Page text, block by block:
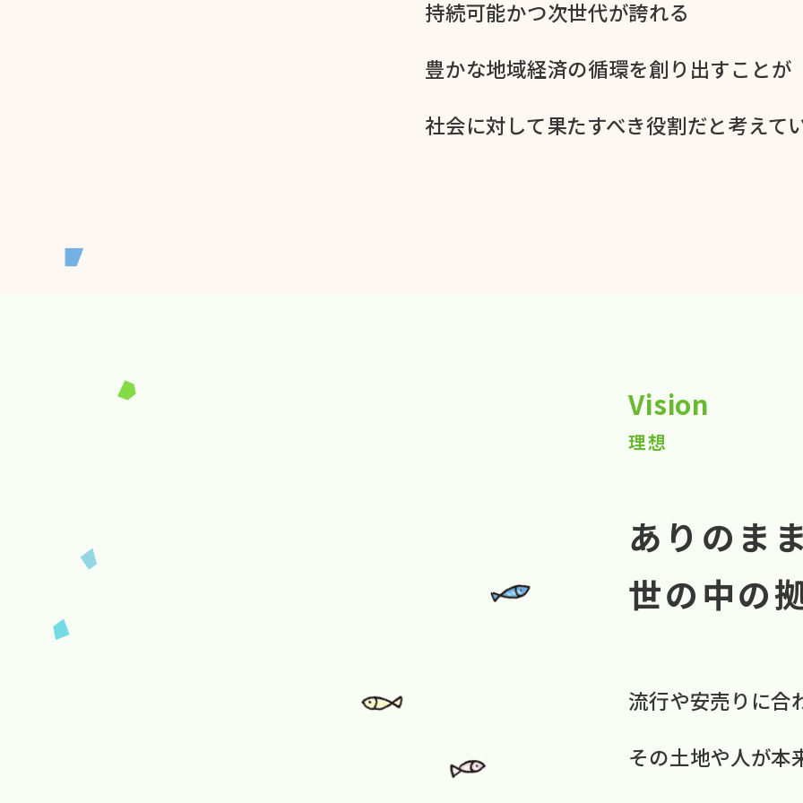
持続可能かつ次世代が​誇れる
豊かな​地域経済の​循環を​創り出すことが
社会に​対して​果た​すべき役割だと​考えて
Vision
理想
ありのま
世の中の
流行や​安売りに​合
その​土地や​人が​本